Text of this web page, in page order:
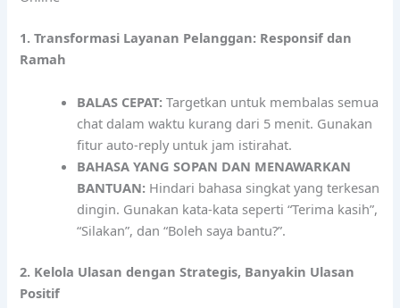
1. Transformasi Layanan Pelanggan: Responsif dan
Ramah
BALAS CEPAT: Targetkan untuk membalas semua
chat dalam waktu kurang dari 5 menit. Gunakan
fitur auto-reply untuk jam istirahat.
BAHASA YANG SOPAN DAN MENAWARKAN
BANTUAN: Hindari bahasa singkat yang terkesan
dingin. Gunakan kata-kata seperti “Terima kasih”,
“Silakan”, dan “Boleh saya bantu?”.
2. Kelola Ulasan dengan Strategis, Banyakin Ulasan
Positif